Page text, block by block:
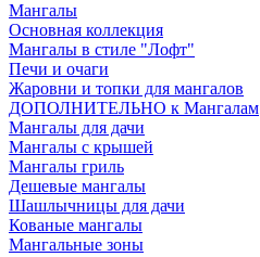
Мангалы
Основная коллекция
Мангалы в стиле "Лофт"
Печи и очаги
Жаровни и топки для мангалов
ДОПОЛНИТЕЛЬНО к Мангалам
Мангалы для дачи
Мангалы с крышей
Мангалы гриль
Дешевые мангалы
Шашлычницы для дачи
Кованые мангалы
Мангальные зоны